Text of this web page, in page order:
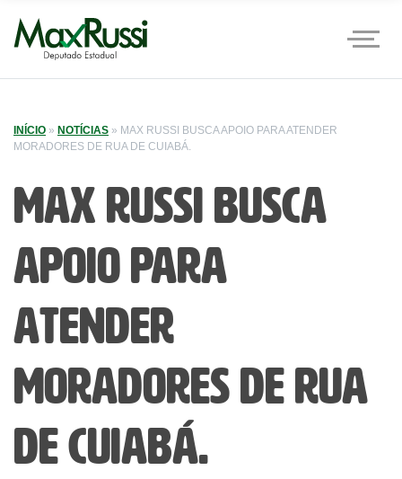
INÍCIO » NOTÍCIAS » MAX RUSSI BUSCA APOIO PARA ATENDER
MORADORES DE RUA DE CUIABÁ.
Max Russi busca
apoio para
atender
moradores de rua
de Cuiabá.